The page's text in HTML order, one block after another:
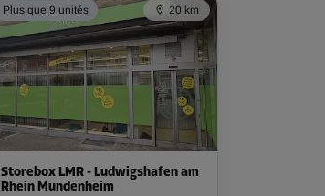
Plus que 9 unités 20 km
Storebox LMR - Ludwigshafen am
Rhein Mundenheim